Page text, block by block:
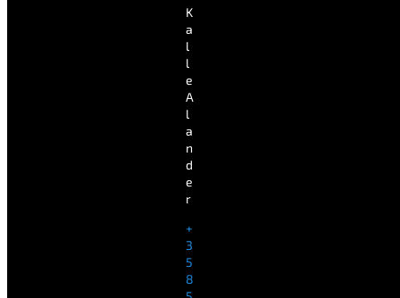
K
a
l
l
e
A
l
a
n
d
e
r
+
3
5
8